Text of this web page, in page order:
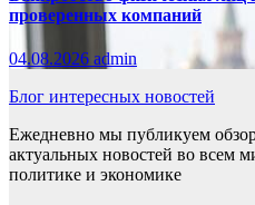
проверенных компаний
04.08.2026 admin
Блог интересных новостей
Ежедневно мы публикуем
актуальных новостей во всем
политике и экономике